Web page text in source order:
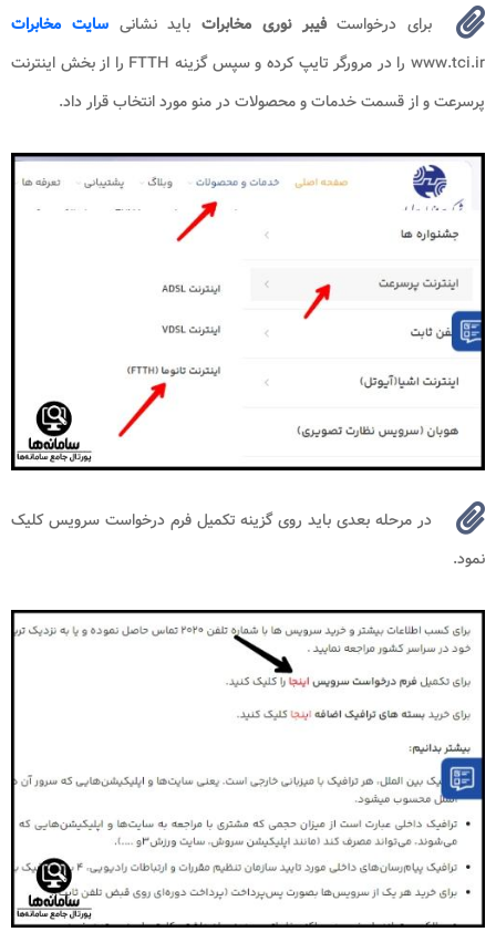
برای درخواستفیبر نوری مخابرات باید نشانیسایت مخابرات
www.tci.ir را در مرورگر تایپ کرده و سپس گزینه FTTH را از بخش اینترنت
پرسرعت و از قسمت خدمات و محصولات در منو مورد انتخاب قرار داد.
در مرحله بعدی باید روی گزینه تکمیل فرم درخواست سرویس کلیک
نمود.